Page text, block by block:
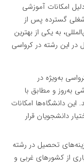
امکانات آموزشی
گسترده پس از
به یکی از بهترین
این رشته در کرواسی
به‌ویژه در
به‌روز و مطابق با
این دانشگاه‌ها امکانات
دانشجویان قرار
تحصیل در رشته
از کشورهای غربی و